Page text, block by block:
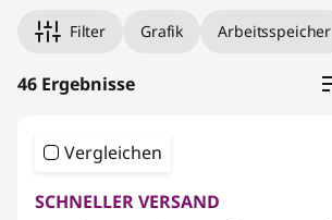
d
Filter Grafik Arbeitsspeicher
46 Ergebnisse
Vergleichen
SCHNELLER VERSAND